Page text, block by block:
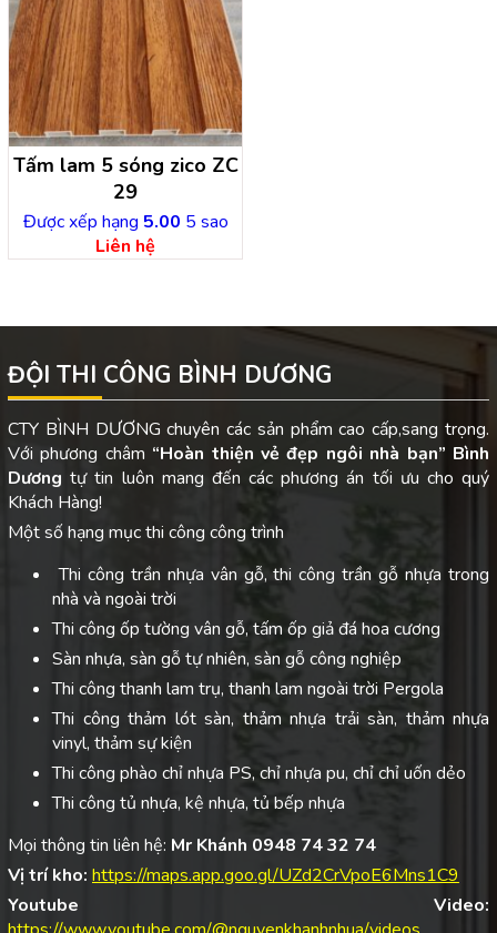
Tấm lam 5 sóng zico ZC
29
Được xếp hạng 5.00 5 sao
Liên hệ
ĐỘI THI CÔNG BÌNH DƯƠNG
CTY BÌNH DƯƠNG chuyên các sản phẩm cao cấp,sang trọng.
Với phương châm “Hoàn thiện vẻ đẹp ngôi nhà bạn” Bình
Dươngtự tin luôn mang đến các phương án tối ưu cho quý
Khách Hàng!
Một số hạng mục thi công công trình
Thi công trần nhựa vân gỗ, thi công trần gỗ nhựa trong
nhà và ngoài trời
Thi công ốp tường vân gỗ, tấm ốp giả đá hoa cương
Sàn nhựa, sàn gỗ tự nhiên, sàn gỗ công nghiệp
Thi công thanh lam trụ, thanh lam ngoài trời Pergola
Thi công thảm lót sàn, thảm nhựa trải sàn, thảm nhựa
vinyl, thảm sự kiện
Thi công phào chỉ nhựa PS, chỉ nhựa pu, chỉ chỉ uốn dẻo
Thi công tủ nhựa, kệ nhựa, tủ bếp nhựa
Mọi thông tin liên hệ: Mr Khánh 0948 74 32 74
Vị trí kho: https://maps.app.goo.gl/UZd2CrVpoE6Mns1C9
Youtube Video: